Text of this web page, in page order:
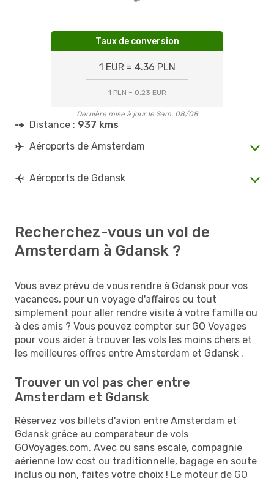
Taux de conversion
1 EUR = 4.36 PLN
1 PLN = 0.23 EUR
Dernière mise à jour le Sam. 08/08
Distance : 937 kms
Aéroports de Amsterdam
Aéroports de Gdansk
Recherchez-vous un vol de
Amsterdam à Gdansk ?
Vous avez prévu de vous rendre à Gdansk pour vos
vacances, pour un voyage d'affaires ou tout
simplement pour aller rendre visite à votre famille ou
à des amis ? Vous pouvez compter sur GO Voyages
pour vous aider à trouver les vols les moins chers et
les meilleures offres entre Amsterdam et Gdansk .
Trouver un vol pas cher entre
Amsterdam et Gdansk
Réservez vos billets d'avion entre Amsterdam et
Gdansk grâce au comparateur de vols
GOVoyages.com. Avec ou sans escale, compagnie
aérienne low cost ou traditionnelle, bagage en soute
inclus ou non, faites votre choix ! Le moteur de GO